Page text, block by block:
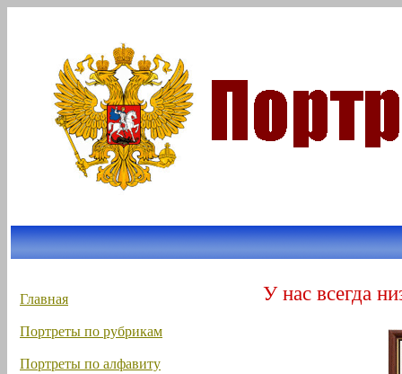
Главная
Портреты по рубрикам
Портреты по алфавиту
У нас всегда